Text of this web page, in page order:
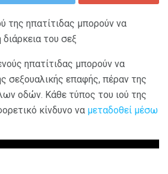
της ηπατίτιδας μπορούν να
του σεξ
ηπατίτιδας μπορούν να
σεξουαλικής επαφής, πέραν της
οδών. Κάθε τύπος του ιού της
κίνδυνο να μεταδοθεί μέσω